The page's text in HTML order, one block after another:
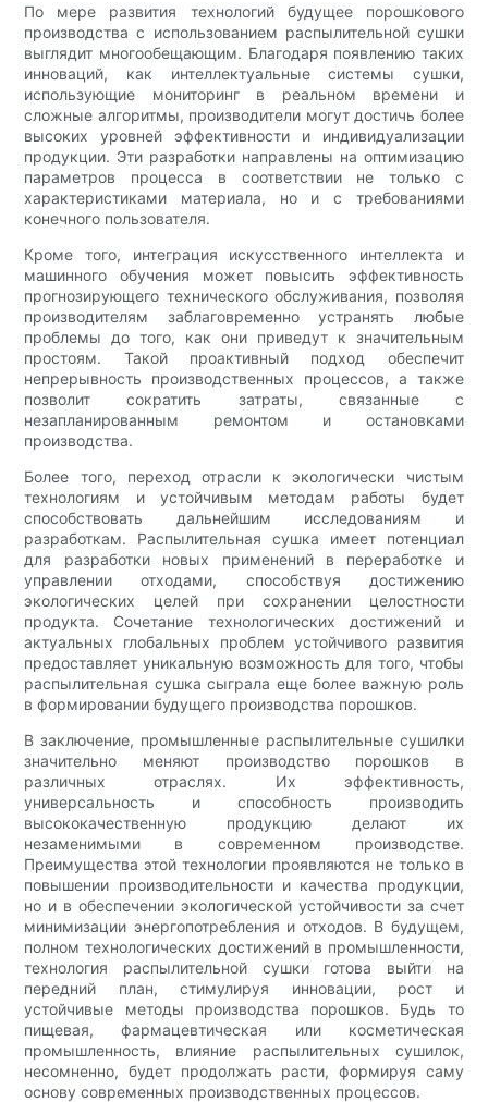
По мере развития технологий будущее порошкового
производства с использованием распылительной сушки
выглядит многообещающим. Благодаря появлению таких
инноваций, как интеллектуальные системы сушки,
использующие мониторинг в реальном времени и
сложные алгоритмы, производители могут достичь более
высоких уровней эффективности и индивидуализации
продукции. Эти разработки направлены на оптимизацию
параметров процесса в соответствии не только с
характеристиками материала, но и с требованиями
конечного пользователя.
Кроме того, интеграция искусственного интеллекта и
машинного обучения может повысить эффективность
прогнозирующего технического обслуживания, позволяя
производителям заблаговременно устранять любые
проблемы до того, как они приведут к значительным
простоям. Такой проактивный подход обеспечит
непрерывность производственных процессов, а также
позволит сократить затраты, связанные с
незапланированным ремонтом и остановками
производства.
Более того, переход отрасли к экологически чистым
технологиям и устойчивым методам работы будет
способствовать дальнейшим исследованиям и
разработкам. Распылительная сушка имеет потенциал
для разработки новых применений в переработке и
управлении отходами, способствуя достижению
экологических целей при сохранении целостности
продукта. Сочетание технологических достижений и
актуальных глобальных проблем устойчивого развития
предоставляет уникальную возможность для того, чтобы
распылительная сушка сыграла еще более важную роль
в формировании будущего производства порошков.
В заключение, промышленные распылительные сушилки
значительно меняют производство порошков в
различных отраслях. Их эффективность,
универсальность и способность производить
высококачественную продукцию делают их
незаменимыми в современном производстве.
Преимущества этой технологии проявляются не только в
повышении производительности и качества продукции,
но и в обеспечении экологической устойчивости за счет
минимизации энергопотребления и отходов. В будущем,
полном технологических достижений в промышленности,
технология распылительной сушки готова выйти на
передний план, стимулируя инновации, рост и
устойчивые методы производства порошков. Будь то
пищевая, фармацевтическая или косметическая
промышленность, влияние распылительных сушилок,
несомненно, будет продолжать расти, формируя саму
основу современных производственных процессов.